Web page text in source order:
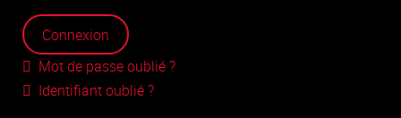
Mot de passe oublié ?
Identifiant oublié ?